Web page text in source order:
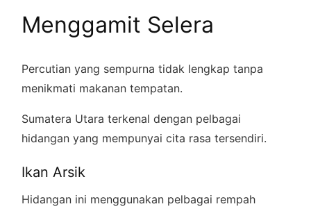
Menggamit Selera
Percutian yang sempurna tidak lengkap tanpa
menikmati makanan tempatan.
Sumatera Utara terkenal dengan pelbagai
hidangan yang mempunyai cita rasa tersendiri.
Ikan Arsik
Hidangan ini menggunakan pelbagai rempah